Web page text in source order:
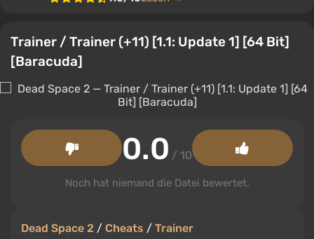
Trainer / Trainer (+11) [1.1: Update 1] [64 Bit]
[Baracuda]
Dead Space 2 / Cheats / Trainer
0.0 / 10
Noch hat niemand die Datei bewertet.